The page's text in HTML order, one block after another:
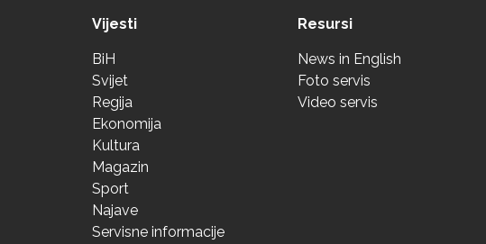
Vijesti
BiH
Svijet
Regija
Ekonomija
Kultura
Magazin
Sport
Najave
Servisne informacije
Resursi
News in English
Foto servis
Video servis